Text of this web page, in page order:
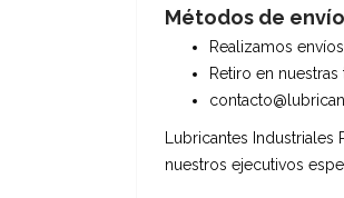
Métodos de
Realizamos
Retiro en nuestras
Lubricantes
nuestros ejecutivos